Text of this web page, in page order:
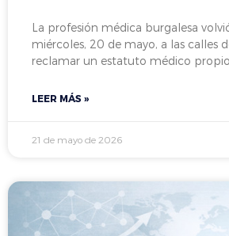
La profesión médica burgalesa
miércoles, 20 de mayo, a las calles
reclamar un estatuto médico
LEER MÁS »
21 de mayo de 2026